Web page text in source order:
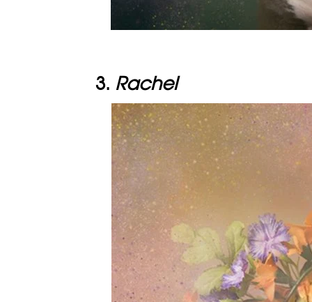
3. Rachel